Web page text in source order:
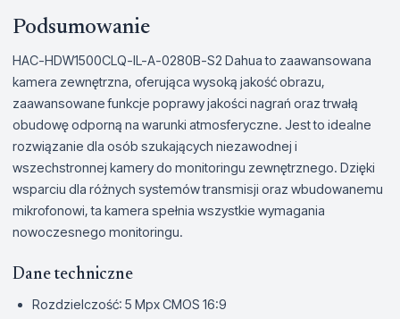
Podsumowanie
HAC-HDW1500CLQ-IL-A-0280B-S2 Dahua to zaawansowana
kamera zewnętrzna, oferująca wysoką jakość obrazu,
zaawansowane funkcje poprawy jakości nagrań oraz trwałą
obudowę odporną na warunki atmosferyczne. Jest to idealne
rozwiązanie dla osób szukających niezawodnej i
wszechstronnej kamery do monitoringu zewnętrznego. Dzięki
wsparciu dla różnych systemów transmisji oraz wbudowanemu
mikrofonowi, ta kamera spełnia wszystkie wymagania
nowoczesnego monitoringu.
Dane techniczne
Rozdzielczość: 5 Mpx CMOS 16:9